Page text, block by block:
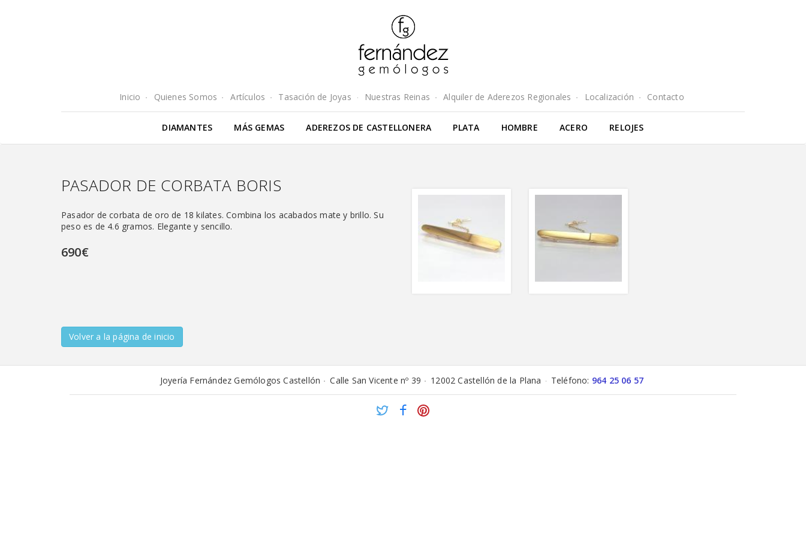
Inicio Quienes Somos Artículos Tasación de Joyas Nuestras Reinas Alquiler de Aderezos Regionales Localización Contacto
DIAMANTES MÁS GEMAS ADEREZOS DE CASTELLONERA PLATA HOMBRE ACERO RELOJES
PASADOR DE CORBATA BORIS
Pasador de corbata de oro de 18 kilates. Combina los acabados mate y brillo. Su
peso es de 4.6 gramos. Elegante y sencillo.
690€
Volver a la página de inicio
Joyería Fernández Gemólogos Castellón Calle San Vicente nº 39 12002 Castellón de la Plana Teléfono: 964 25 06 57